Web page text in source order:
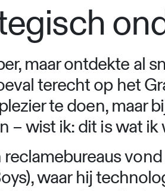
maar ontdekte al
terecht op het
te doen, maar
wist ik: dit is wat ik
waar hij